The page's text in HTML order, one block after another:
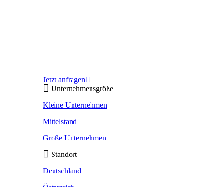
Jetzt anfragen
Unternehmensgröße
Kleine Unternehmen
Mittelstand
Große Unternehmen
Standort
Deutschland